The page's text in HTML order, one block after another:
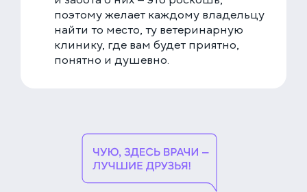
поэтому желает каждому владельцу
найти то место, ту ветеринарную
клинику, где вам будет приятно,
понятно и душевно.